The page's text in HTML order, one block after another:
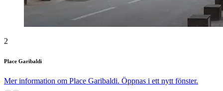
2
Place Garibaldi
Mer information om Place Garibaldi. Öppnas i ett nytt fönster.